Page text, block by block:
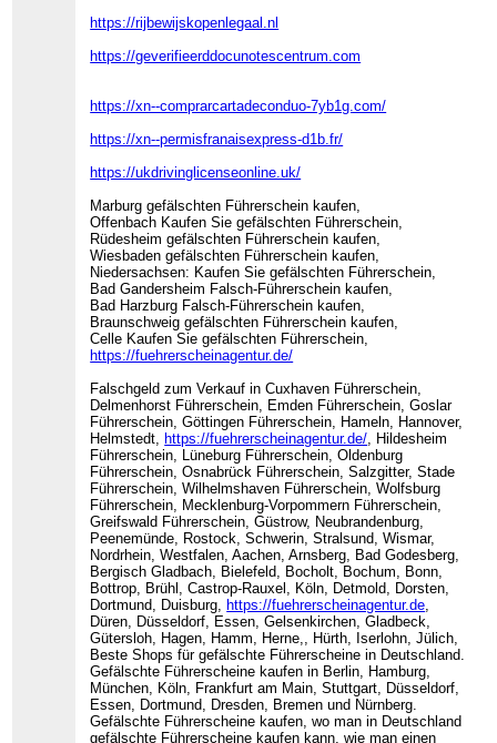
https://rijbewijskopenlegaal.nl
https://geverifieerddocunotescentrum.com
https://xn--comprarcartadeconduo-7yb1g.com/
https://xn--permisfranaisexpress-d1b.fr/
https://ukdrivinglicenseonline.uk/
Marburg gefälschten Führerschein kaufen,
Offenbach Kaufen Sie gefälschten Führerschein,
Rüdesheim gefälschten Führerschein kaufen,
Wiesbaden gefälschten Führerschein kaufen,
Niedersachsen: Kaufen Sie gefälschten Führerschein,
Bad Gandersheim Falsch-Führerschein kaufen,
Bad Harzburg Falsch-Führerschein kaufen,
Braunschweig gefälschten Führerschein kaufen,
Celle Kaufen Sie gefälschten Führerschein,
https://fuehrerscheinagentur.de/
Falschgeld zum Verkauf in Cuxhaven Führerschein,
Delmenhorst Führerschein, Emden Führerschein, Goslar
Führerschein, Göttingen Führerschein, Hameln, Hannover,
Helmstedt, https://fuehrerscheinagentur.de/, Hildesheim
Führerschein, Lüneburg Führerschein, Oldenburg
Führerschein, Osnabrück Führerschein, Salzgitter, Stade
Führerschein, Wilhelmshaven Führerschein, Wolfsburg
Führerschein, Mecklenburg-Vorpommern Führerschein,
Greifswald Führerschein, Güstrow, Neubrandenburg,
Peenemünde, Rostock, Schwerin, Stralsund, Wismar,
Nordrhein, Westfalen, Aachen, Arnsberg, Bad Godesberg,
Bergisch Gladbach, Bielefeld, Bocholt, Bochum, Bonn,
Bottrop, Brühl, Castrop-Rauxel, Köln, Detmold, Dorsten,
Dortmund, Duisburg, https://fuehrerscheinagentur.de,
Düren, Düsseldorf, Essen, Gelsenkirchen, Gladbeck,
Gütersloh, Hagen, Hamm, Herne,, Hürth, Iserlohn, Jülich,
Beste Shops für gefälschte Führerscheine in Deutschland.
Gefälschte Führerscheine kaufen in Berlin, Hamburg,
München, Köln, Frankfurt am Main, Stuttgart, Düsseldorf,
Essen, Dortmund, Dresden, Bremen und Nürnberg.
Gefälschte Führerscheine kaufen, wo man in Deutschland
gefälschte Führerscheine kaufen kann, wie man einen